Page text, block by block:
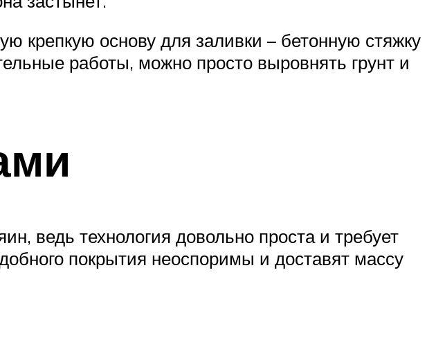
крепкую основу для заливки – бетонную стяжку
работы, можно просто выровнять грунт и
ведь технология довольно проста и требует
покрытия неоспоримы и доставят массу